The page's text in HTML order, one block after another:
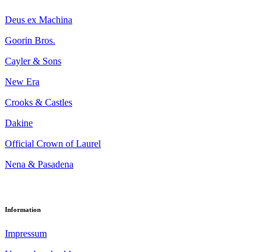
Deus ex Machina
Goorin Bros.
Cayler & Sons
New Era
Crooks & Castles
Dakine
Official Crown of Laurel
Nena & Pasadena
Information
Impressum